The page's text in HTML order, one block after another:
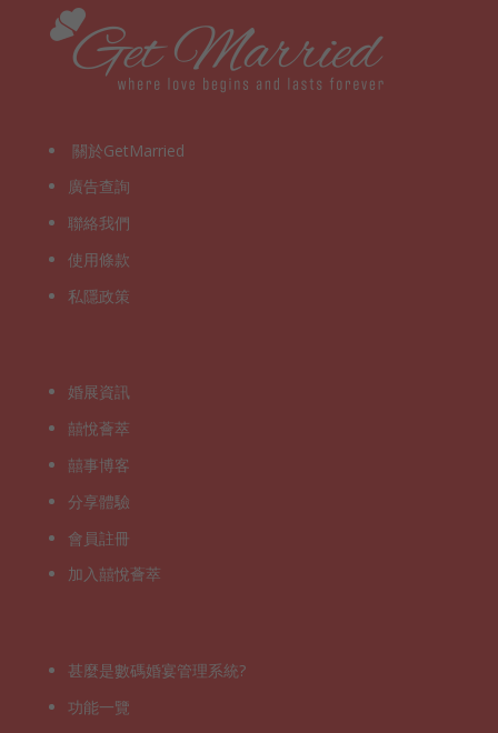
關於GetMarried
廣告查詢
聯絡我們
使用條款
私隱政策
婚展資訊
囍悅薈萃
囍事博客
分享體驗
會員註冊
加入囍悅薈萃
甚麼是數碼婚宴管理系統?
功能一覽